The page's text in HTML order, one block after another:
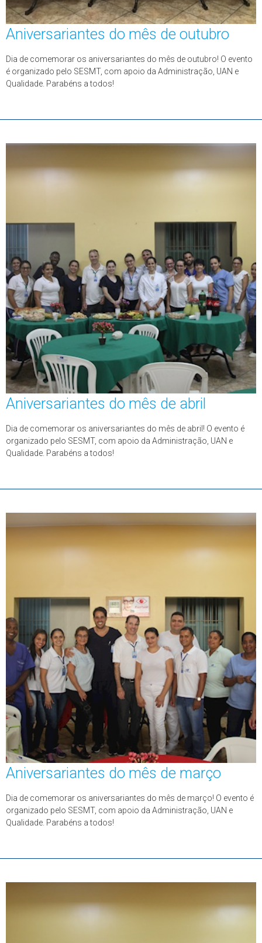
Aniversariantes do mês de outubro
Dia de comemorar os aniversariantes do mês de outubro! O evento
é organizado pelo SESMT, com apoio da Administração, UAN e
Qualidade. Parabéns a todos!
Aniversariantes do mês de abril
Dia de comemorar os aniversariantes do mês de abril! O evento é
organizado pelo SESMT, com apoio da Administração, UAN e
Qualidade. Parabéns a todos!
Aniversariantes do mês de março
Dia de comemorar os aniversariantes do mês de março! O evento é
organizado pelo SESMT, com apoio da Administração, UAN e
Qualidade. Parabéns a todos!